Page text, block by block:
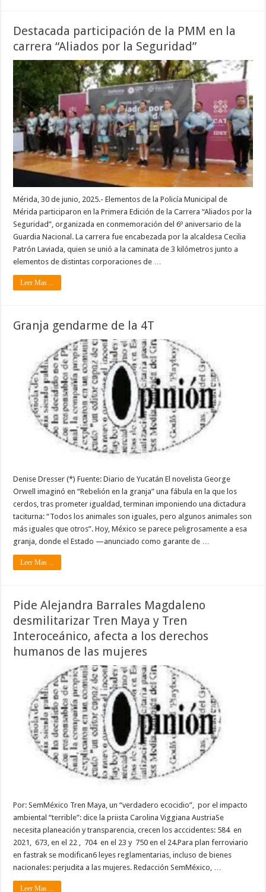
Destacada participación de la PMM en la
carrera “Aliados por la Seguridad”
Mérida, 30 de junio, 2025.- Elementos de la Policía Municipal de
Mérida participaron en la Primera Edición de la Carrera “Aliados por la
Seguridad”, organizada en conmemoración del 6º aniversario de la
Guardia Nacional. La carrera fue encabezada por la alcaldesa Cecilia
Patrón Laviada, quien se unió a la caminata de 3 kilómetros junto a
elementos de distintas corporaciones de …
Leer Mas ...
Granja gendarme de la 4T
Denise Dresser (*) Fuente: Diario de Yucatán El novelista George
Orwell imaginó en “Rebelión en la granja” una fábula en la que los
cerdos, tras prometer igualdad, terminan imponiendo una dictadura
taciturna: “Todos los animales son iguales, pero algunos animales son
más iguales que otros”. Hoy, México se parece peligrosamente a esa
granja, donde el Estado —anunciado como garante de …
Leer Mas ...
Pide Alejandra Barrales Magdaleno
desmilitarizar Tren Maya y Tren
Interoceánico, afecta a los derechos
humanos de las mujeres
Por: SemMéxico Tren Maya, un “verdadero ecocidio”, por el impacto
ambiental “terrible”: dice la priista Carolina Viggiana AustriaSe
necesita planeación y transparencia, crecen los acccidentes: 584 en
2021, 673, en el 22 , 704 en el 23 y 750 en el 24.Para plan ferroviario
en fastrak se modifican6 leyes reglamentarias, incluso de bienes
nacionales: perjudita a las mujeres. Redacción SemMéxico, …
Leer Mas ...